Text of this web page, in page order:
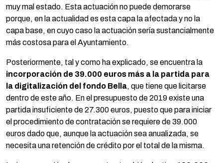
muy mal estado. Esta actuación no puede demorarse
porque, en la actualidad es esta capa la afectada y no la
capa base, en cuyo caso la actuación sería sustancialmente
más costosa para el Ayuntamiento.
Posteriormente, tal y como ha explicado, se encuentra la
incorporación de 39.000 euros más a la partida para
la digitalización del fondo Bella, que tiene que licitarse
dentro de este año. En el presupuesto de 2019 existe una
partida insuficiente de 27.300 euros, puesto que para iniciar
el procedimiento de contratación se requiere de 39.000
euros dado que, aunque la actuación sea anualizada, se
necesita una retención de crédito por el total de la misma.